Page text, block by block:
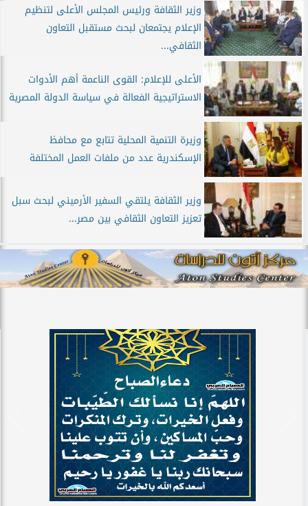
وزير الثقافة ورئيس المجلس الأعلى لتنظيم
الإعلام يجتمعان لبحث مستقبل التعاون
الثقافي...
الأعلى للإعلام: القوى الناعمة أهم الأدوات
الاستراتيجية الفعالة في سياسة الدولة المصرية
وزيرة التنمية المحلية تتابع مع محافظ
الإسكندرية عدد من ملفات العمل المختلفة
وزير الثقافة يلتقي السفير الأرميني لبحث سبل
تعزيز التعاون الثقافي بين مصر...